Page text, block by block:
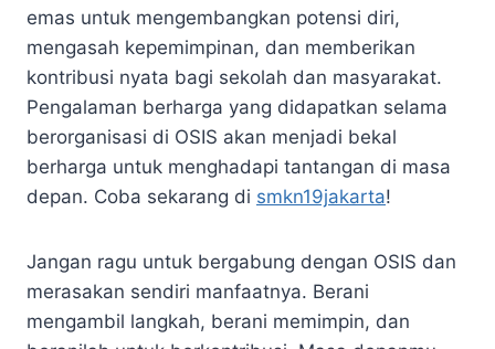
emas untuk mengembangkan potensi diri,
mengasah kepemimpinan, dan memberikan
kontribusi nyata bagi sekolah dan masyarakat.
Pengalaman berharga yang didapatkan selama
berorganisasi di OSIS akan menjadi bekal
berharga untuk menghadapi tantangan di masa
depan. Coba sekarang di smkn19jakarta!
Jangan ragu untuk bergabung dengan OSIS dan
merasakan sendiri manfaatnya. Berani
mengambil langkah, berani memimpin, dan